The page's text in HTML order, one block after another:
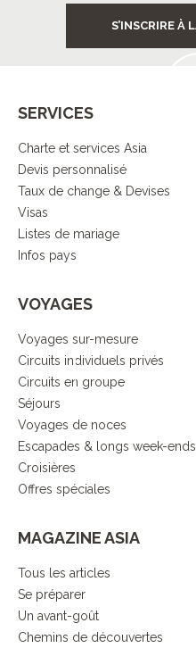
S’INSCRIRE À
SERVICES
Charte et services Asia
Devis personnalisé
Taux de change & Devises
Visas
Listes de mariage
Infos pays
VOYAGES
Voyages sur-mesure
Circuits individuels privés
Circuits en groupe
Séjours
Voyages de noces
Escapades & longs week-ends
Croisières
Offres spéciales
MAGAZINE ASIA
Tous les articles
Se préparer
Un avant-goût
Chemins de découvertes